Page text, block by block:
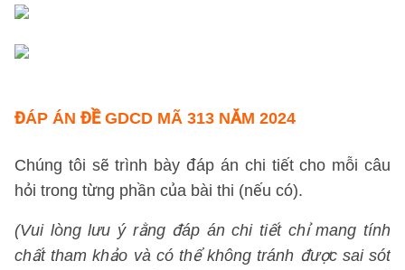
ĐÁP ÁN ĐỀ GDCD MÃ 313 NĂM 2024
Chúng tôi sẽ trình bày đáp án chi tiết cho mỗi câu
hỏi trong từng phần của bài thi (nếu có).
(Vui lòng lưu ý rằng đáp án chi tiết chỉ mang tính
chất tham khảo và có thể không tránh được sai sót